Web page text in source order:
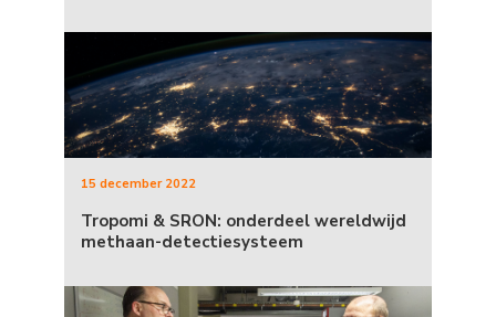
15 december 2022
Tropomi & SRON: onderdeel wereldwijd
methaan-detectiesysteem